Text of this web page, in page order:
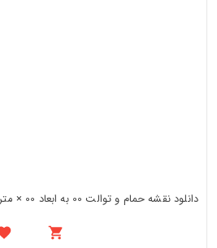
دانلود نقشه حمام و توالت 00 به ابعاد 00 × متر (کد27093)